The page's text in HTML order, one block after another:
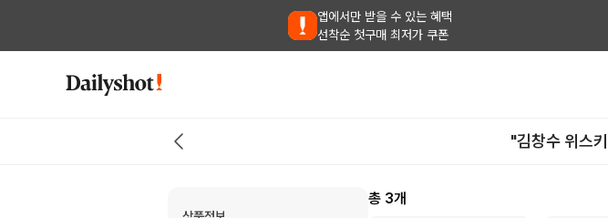
앱에서만 받을 수 있는 혜택
선착순 첫구매 최저가 쿠폰
"김창수 위스
총 3개